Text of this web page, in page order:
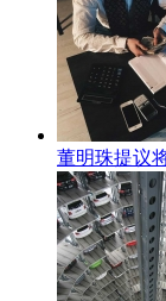
董明珠提议